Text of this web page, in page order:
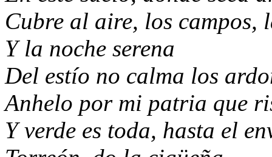
Cubre al aire, los campos,
Y la noche serena
Del estío no calma los
Anhelo por mi patria que
Y verde es toda, hasta el